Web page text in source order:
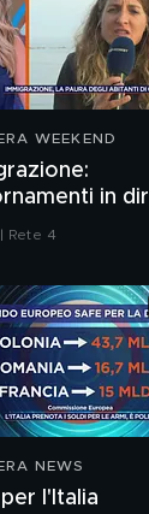
WEEKEND
in
Rete 4
NEWS
l'Italia